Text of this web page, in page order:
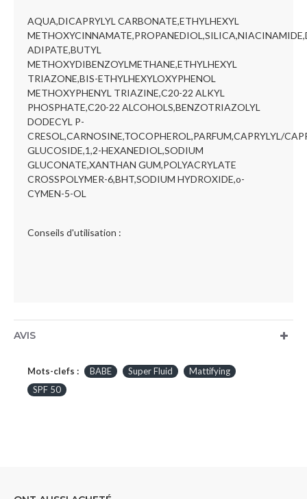
AQUA,DICAPRYLYL CARBONATE,ETHYLHEXYL
ADIPATE,BUTYL
METHOXYDIBENZOYLMETHANE,ETHYLHEXYL
TRIAZONE,BIS-ETHYLHEXYLOXYPHENOL
METHOXYPHENYL TRIAZINE,C20-22 ALKYL
PHOSPHATE,C20-22 ALCOHOLS,BENZOTRIAZOLYL
DODECYL P-
CRESOL,CARNOSINE,TOCOPHEROL,PARFUM,CAPRYLYL/
GLUCOSIDE,1,2-HEXANEDIOL,SODIUM
GLUCONATE,XANTHAN GUM,POLYACRYLATE
CROSSPOLYMER-6,BHT,SODIUM HYDROXIDE,o-
CYMEN-5-OL
Conseils d'utilisation :
AVIS
Mots-clefs : BABE Super Fluid
Mattifying
SPF 50